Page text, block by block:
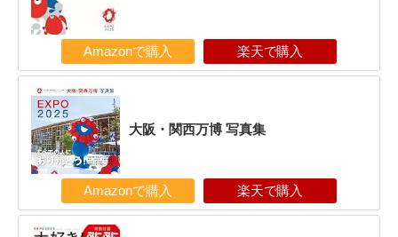
Amazonで購入 楽天で購入
大阪・関西万博 写真集
Amazonで購入 楽天で購入